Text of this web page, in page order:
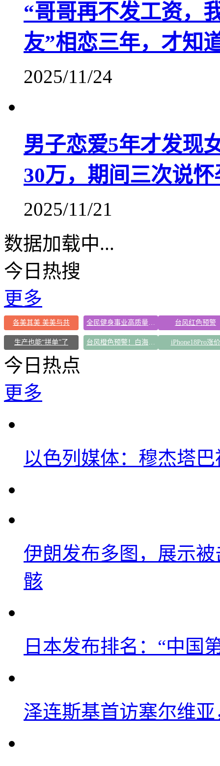
“哥哥再不发工资，
友”相恋三年，才知
2025/11/24
男子恋爱5年才发现
30万，期间三次说
2025/11/21
数据加载中...
今日热搜
更多
各美其美 美美与共 全民健身事业高质量发展 台风红色预警
生产也能“拼单”了 台风橙色预警！白海豚逼近浙闽沿海 iPhone18Pro涨价
今日热点
更多
以色列媒体：穆杰塔
伊朗发布多图，展示
骸
日本发布排名：“中国
泽连斯基首访塞尔维